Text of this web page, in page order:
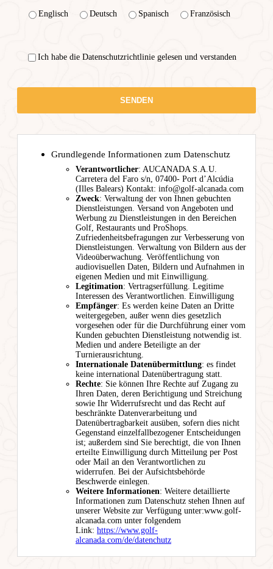
Englisch Deutsch Spanisch Französisch
Ich habe die Datenschutzrichtlinie gelesen und verstanden
Grundlegende Informationen zum Datenschutz
Verantwortlicher: AUCANADA S.A.U.
Carretera del Faro s/n, 07400- Port d’Alcúdia
(Illes Balears) Kontakt: info@golf-alcanada.com
Zweck: Verwaltung der von Ihnen gebuchten
Dienstleistungen. Versand von Angeboten und
Werbung zu Dienstleistungen in den Bereichen
Golf, Restaurants und ProShops.
Zufriedenheitsbefragungen zur Verbesserung von
Dienstleistungen. Verwaltung von Bildern aus der
Videoüberwachung. Veröffentlichung von
audiovisuellen Daten, Bildern und Aufnahmen in
eigenen Medien und mit Einwilligung.
Legitimation: Vertragserfüllung. Legitime
Interessen des Verantwortlichen. Einwilligung
Empfänger: Es werden keine Daten an Dritte
weitergegeben, außer wenn dies gesetzlich
vorgesehen oder für die Durchführung einer vom
Kunden gebuchten Dienstleistung notwendig ist.
Medien und andere Beteiligte an der
Turnierausrichtung.
Internationale Datenübermittlung: es findet
keine international Datenübertragung statt.
Rechte: Sie können Ihre Rechte auf Zugang zu
Ihren Daten, deren Berichtigung und Streichung
sowie Ihr Widerrufsrecht und das Recht auf
beschränkte Datenverarbeitung und
Datenübertragbarkeit ausüben, sofern dies nicht
Gegenstand einzelfallbezogener Entscheidungen
ist; außerdem sind Sie berechtigt, die von Ihnen
erteilte Einwilligung durch Mitteilung per Post
oder Mail an den Verantwortlichen zu
widerrufen. Bei der Aufsichtsbehörde
Beschwerde einlegen.
Weitere Informationen: Weitere detaillierte
Informationen zum Datenschutz stehen Ihnen auf
unserer Website zur Verfügung unter:www.golf-
alcanada.com unter folgendem
Link: https://www.golf-
alcanada.com/de/datenchutz